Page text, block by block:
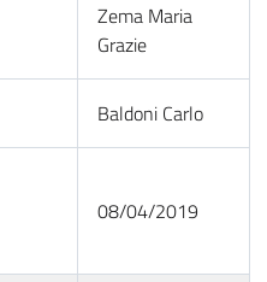
Zema Maria
Grazie
Baldoni Carlo
08/04/2019